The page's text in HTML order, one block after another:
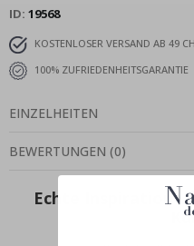
ID 19568
KOSTENLOSER VERSAND AB 49
100% ZUFRIEDENHEITSGARANTIE
EINZELHEITEN
BEWERTUNGEN (0)
Echte Inspiration